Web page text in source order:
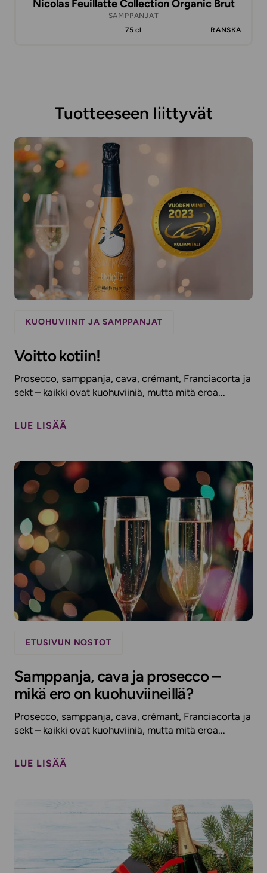
Nicolas Feuillatte Collection Organic Brut
SAMPPANJAT
75 cl
RANSKA
Tuotteeseen liittyvät
KUOHUVIINIT JA SAMPPANJAT
Voitto kotiin!
Prosecco, samppanja, cava, crémant, Franciacorta ja
sekt – kaikki ovat kuohuviiniä, mutta mitä eroa...
LUE LISÄÄ
ETUSIVUN NOSTOT
Samppanja, cava ja prosecco –
mikä ero on kuohuviineillä?
Prosecco, samppanja, cava, crémant, Franciacorta ja
sekt – kaikki ovat kuohuviiniä, mutta mitä eroa...
LUE LISÄÄ